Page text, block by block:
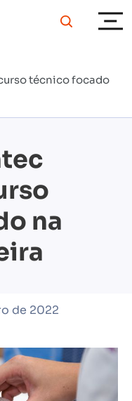
técnico focado
na
de 2022